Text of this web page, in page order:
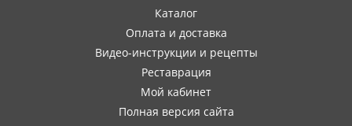
Каталог
Оплата и доставка
Видео-инструкции и рецепты
Реставрация
Мой кабинет
Полная версия сайта